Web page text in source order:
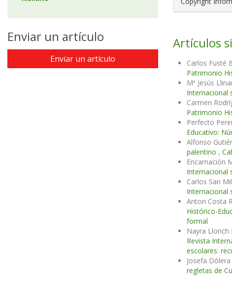
Artículos
Carlos Fusté
Patrimonio
Mª Jesús
Internacional
Carmen
Patrimonio
Perfecto
Educativo:
Alfonso
palentino ,
Encarnación
Internacional
Carlos San
Internacional
Anton Costa
Histórico-
formal
Nayra Llonch
Revista
escolares:
Josefa
regletas de
Enviar un artículo
Enviar un artículo